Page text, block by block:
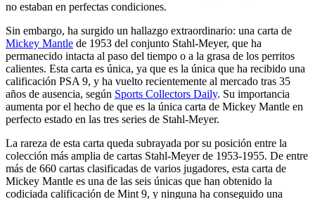
no estaban en perfectas condiciones.
Sin embargo, ha surgido un hallazgo extraordinario: una carta de
Mickey Mantle de 1953 del conjunto Stahl-Meyer, que ha
permanecido intacta al paso del tiempo o a la grasa de los perritos
calientes. Esta carta es única, ya que es la única que ha recibido una
calificación PSA 9, y ha vuelto recientemente al mercado tras 35
años de ausencia, según Sports Collectors Daily. Su importancia
aumenta por el hecho de que es la única carta de Mickey Mantle en
perfecto estado en las tres series de Stahl-Meyer.
La rareza de esta carta queda subrayada por su posición entre la
colección más amplia de cartas Stahl-Meyer de 1953-1955. De entre
más de 660 cartas clasificadas de varios jugadores, esta carta de
Mickey Mantle es una de las seis únicas que han obtenido la
codiciada calificación de Mint 9, y ninguna ha conseguido una